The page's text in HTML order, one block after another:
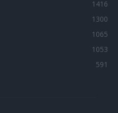
1416
1300
1065
1053
591